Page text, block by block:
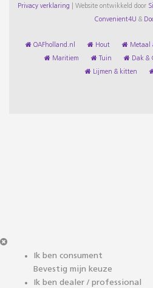
Privacy verklaring Website ontwikkeld door
Convenient4U &
OAFholland.nl Hout Metaal
Maritiem Tuin Dak &
Lijmen & kitten
Ik ben consument
Bevestig mijn keuze
Ik ben dealer / professional